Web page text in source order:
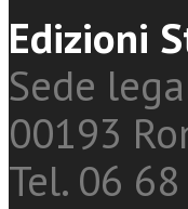
Edizioni
Sede
00193
Tel. 06